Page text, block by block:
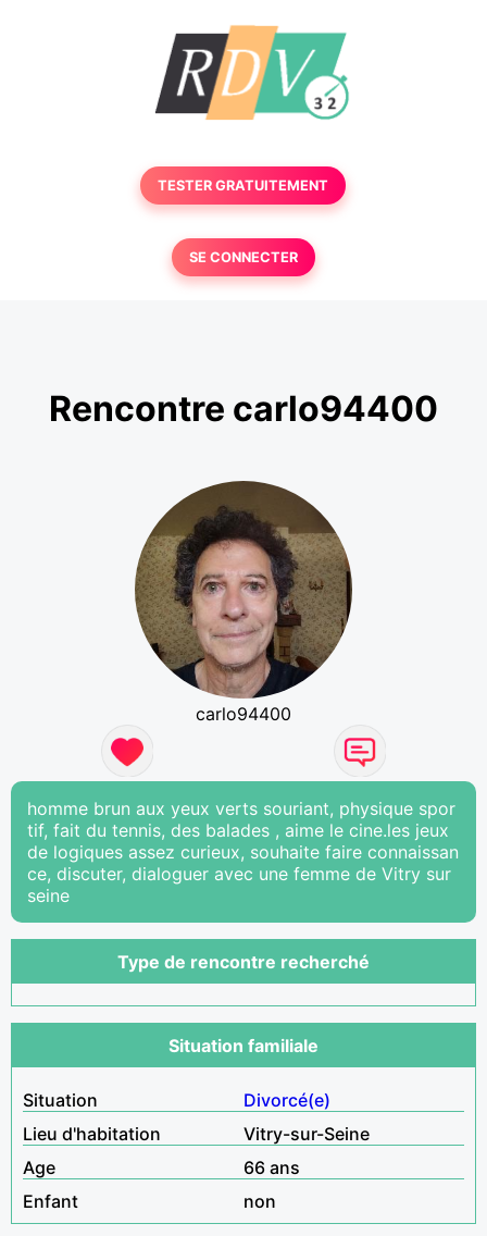
TESTER GRATUITEMENT
SE CONNECTER
Rencontre carlo94400
carlo94400
homme brun aux yeux verts souriant, physique spor
tif, fait du tennis, des balades , aime le cine.les jeux
de logiques assez curieux, souhaite faire connaissan
ce, discuter, dialoguer avec une femme de Vitry sur
seine
Type de rencontre recherché
Situation familiale
Situation
Divorcé(e)
Lieu d'habitation
Vitry-sur-Seine
Age
66 ans
Enfant
non